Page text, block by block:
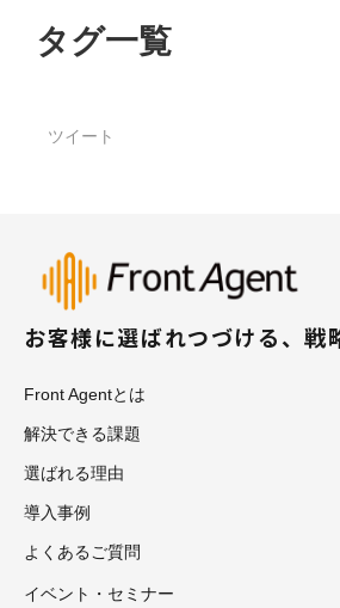
タグ一覧
ツイート
お客様に選ばれつづける、戦
Front Agentとは
解決できる課題
選ばれる理由
導入事例
よくあるご質問
イベント・セミナー